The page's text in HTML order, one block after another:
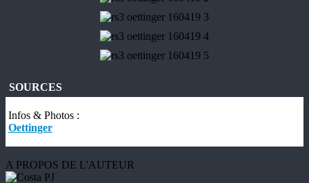
SOURCES
Infos & Photos :
Oettinger
A PROPOS DE L'AUTEUR